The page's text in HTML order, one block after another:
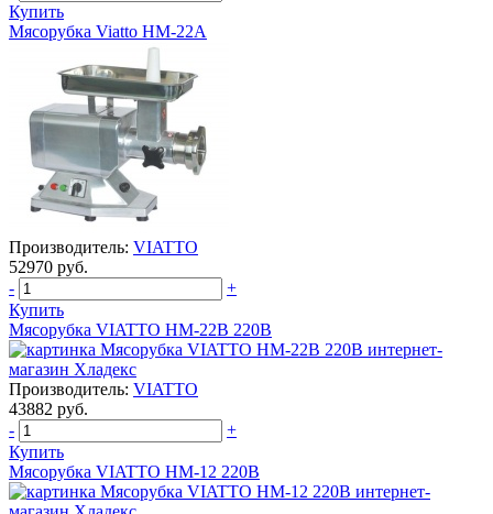
Купить
Мясорубка Viatto HM-22A
Производитель: VIATTO
52970 руб.
-
+
Купить
Мясорубка VIATTO HM-22B 220В
Производитель: VIATTO
43882 руб.
-
+
Купить
Мясорубка VIATTO HM-12 220В